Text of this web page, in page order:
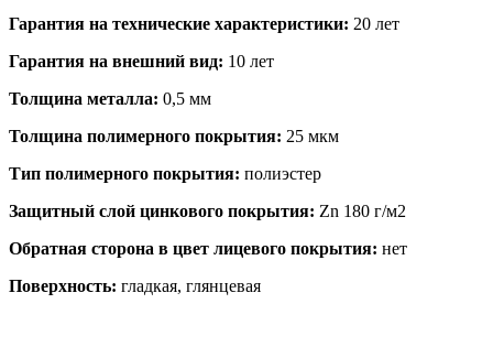
Гарантия на технические характеристики: 20 лет
Гарантия на внешний вид: 10 лет
Толщина металла: 0,5 мм
Толщина полимерного покрытия: 25 мкм
Тип полимерного покрытия: полиэстер
Защитный слой цинкового покрытия: Zn 180 г/м2
Обратная сторона в цвет лицевого покрытия: нет
Поверхность: гладкая, глянцевая